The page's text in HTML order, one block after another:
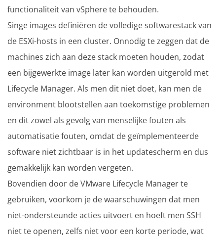
functionaliteit van vSphere te behouden.
Singe images definiëren de volledige softwarestack van
de ESXi-hosts in een cluster. Onnodig te zeggen dat de
machines zich aan deze stack moeten houden, zodat
een bijgewerkte image later kan worden uitgerold met
Lifecycle Manager. Als men dit niet doet, kan men de
environment blootstellen aan toekomstige problemen
en dit zowel als gevolg van menselijke fouten als
automatisatie fouten, omdat de geïmplementeerde
software niet zichtbaar is in het updatescherm en dus
gemakkelijk kan worden vergeten.
Bovendien door de VMware Lifecycle Manager te
gebruiken, voorkom je de waarschuwingen dat men
niet-ondersteunde acties uitvoert en hoeft men SSH
niet te openen, zelfs niet voor een korte periode, wat